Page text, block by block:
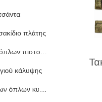
πλάτης
πιστολιών
κάλυψης
όπλων κυνηγιού